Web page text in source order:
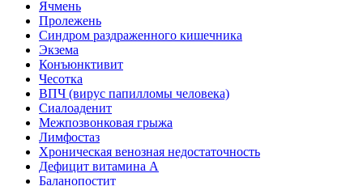
Ячмень
Пролежень
Синдром раздраженного кишечника
Экзема
Конъюнктивит
Чесотка
ВПЧ (вирус папилломы человека)
Сиалоаденит
Межпозвонковая грыжа
Лимфостаз
Хроническая венозная недостаточность
Дефицит витамина А
Баланопостит